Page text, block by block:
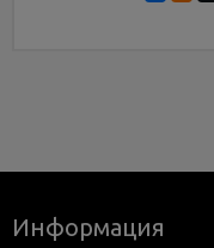
Информация